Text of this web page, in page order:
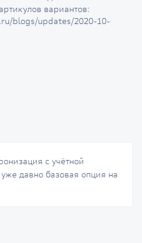
вариантов:
blogs/updates/2020-10-
с учётной
уже давно базовая опция на